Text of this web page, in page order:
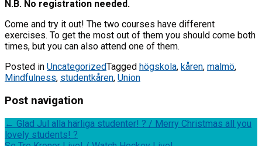
N.B. No registration needed.
Come and try it out! The two courses have different
exercises. To get the most out of them you should come both
times, but you can also attend one of them.
Posted in UncategorizedTagged högskola, kåren, malmö,
Mindfulness, studentkåren, Union
Post navigation
← Glad Jul alla härliga studenter! ? / Merry Christmas all you
lovely students! ?